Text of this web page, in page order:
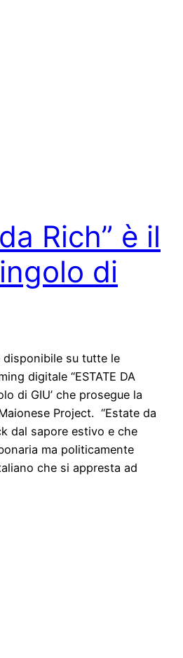
Rich” è il
di
su tutte le
digitale “ESTATE DA
di GIU’ che prosegue la
Project. “Estate da
dal sapore estivo e che
ma politicamente
che si appresta ad